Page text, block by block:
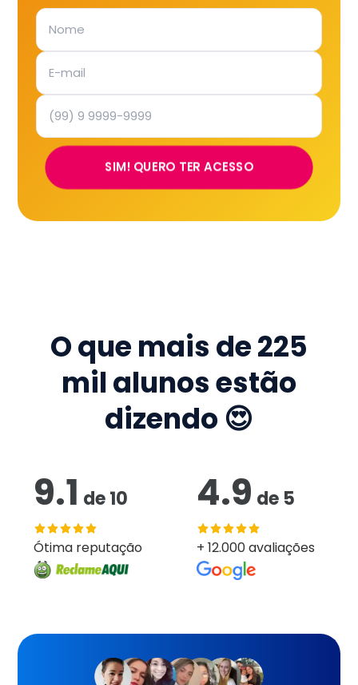
SIM! QUERO TER ACESSO
O que mais de225
mil alunos estão
dizendo 😍
9.1 de10
Ótima reputação
4.9 de 5
+ 12.000 avaliações